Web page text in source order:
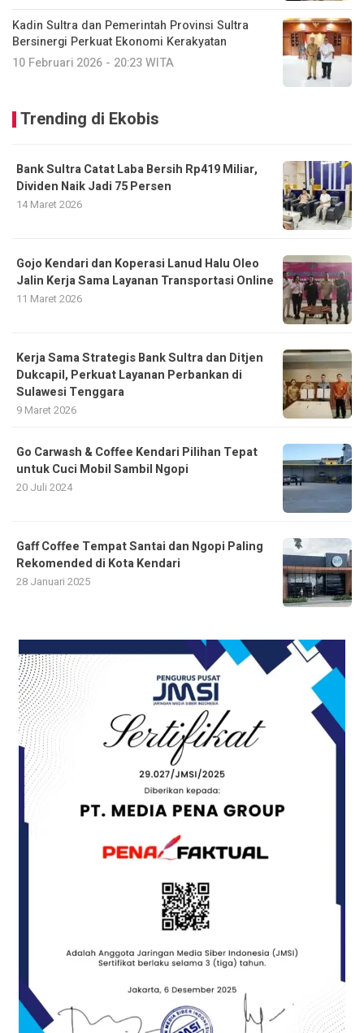
Kadin Sultra dan Pemerintah Provinsi Sultra
Bersinergi Perkuat Ekonomi Kerakyatan
10 Februari 2026 - 20:23 WITA
Trending di Ekobis
Bank Sultra Catat Laba Bersih Rp419 Miliar,
Dividen Naik Jadi 75 Persen
14 Maret 2026
Gojo Kendari dan Koperasi Lanud Halu Oleo
Jalin Kerja Sama Layanan Transportasi Online
11 Maret 2026
Kerja Sama Strategis Bank Sultra dan Ditjen
Dukcapil, Perkuat Layanan Perbankan di
Sulawesi Tenggara
9 Maret 2026
Go Carwash & Coffee Kendari Pilihan Tepat
untuk Cuci Mobil Sambil Ngopi
20 Juli 2024
Gaff Coffee Tempat Santai dan Ngopi Paling
Rekomended di Kota Kendari
28 Januari 2025